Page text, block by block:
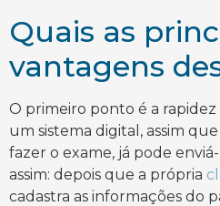
Quais as
vantagens
O primeiro ponto é a rapidez
um sistema digital, assim
fazer o exame, já pode
assim: depois que a própria
cadastra as informações do